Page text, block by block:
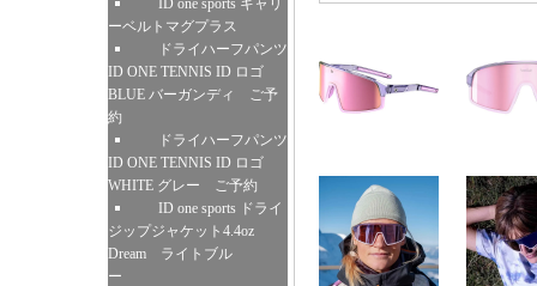
ID one sports キャリ
ーベルトマグプラス
ドライハーフパンツ
ID ONE TENNIS ID ロゴ
BLUE バーガンディ ご予
約
ドライハーフパンツ
ID ONE TENNIS ID ロゴ
WHITE グレー ご予約
ID one sports ドライ
ジップジャケット4.4oz
Dream ライトブル
ー